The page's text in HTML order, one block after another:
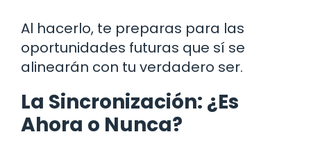
Al hacerlo, te preparas para las
oportunidades futuras que sí se
alinearán con tu verdadero ser.
La Sincronización: ¿Es
Ahora o Nunca?